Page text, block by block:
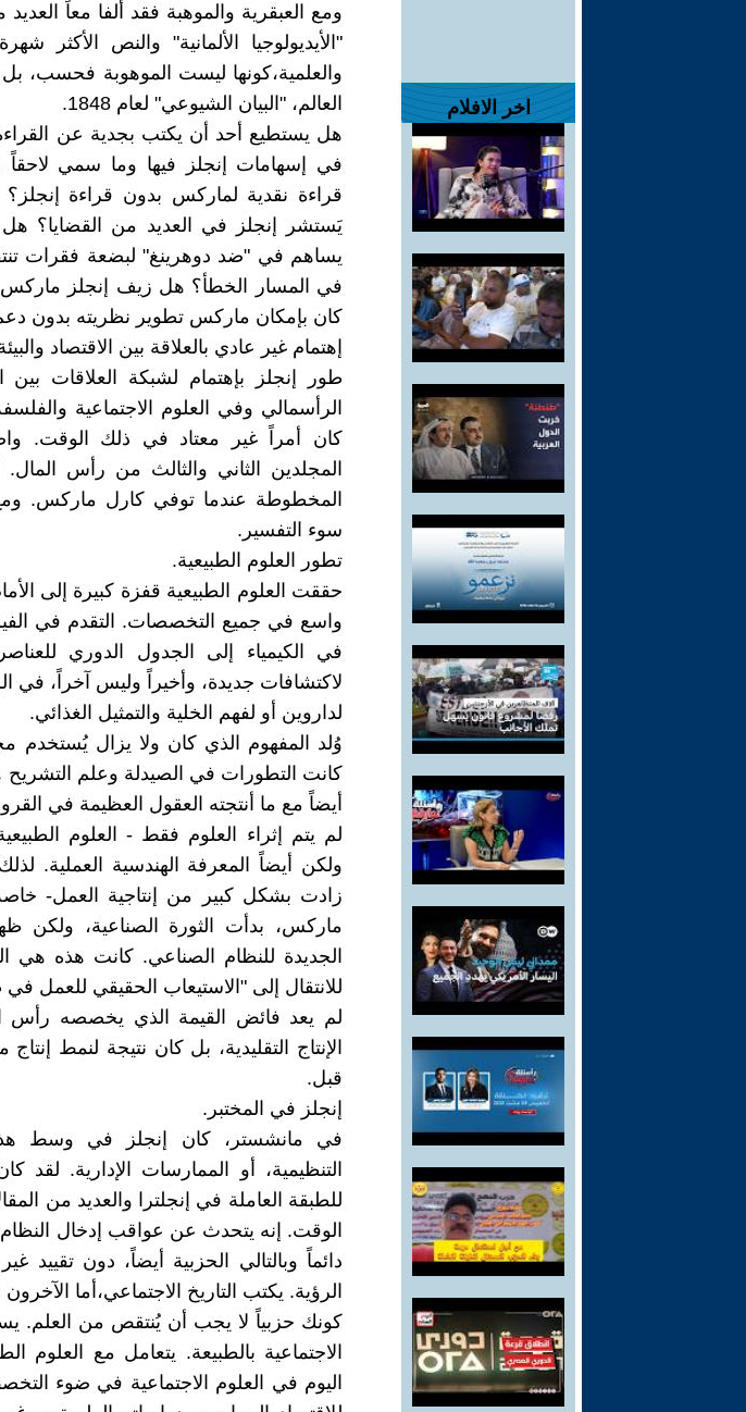
اخر الافلام
ومع العبقرية والموهبة فقد ألفا معاً
"الأيديولوجيا الألمانية" والنص الأكثر
والعلمية،كونها ليست الموهوبة فحسب، بل
العالم، "البيان الشيوعي" لعام 1848.
هل يستطيع أحد أن يكتب بجدية عن
في إسهامات إنجلز فيها وما سمي
قراءة نقدية لماركس بدون قراءة
يَستشر إنجلز في العديد من
يساهم في "ضد دوهرينغ" لبضعة فقرات
في المسار الخطأ؟ هل زيف إنجلز
كان بإمكان ماركس تطوير نظريته بدون دعم
إهتمام غير عادي بالعلاقة بين الاقتصاد
طور إنجلز بإهتمام لشبكة العلاقات بين
الرأسمالي وفي العلوم الاجتماعية
كان أمراً غير معتاد في ذلك الوقت.
المجلدين الثاني والثالث من رأس
المخطوطة عندما توفي كارل ماركس.
سوء التفسير.
تطور العلوم الطبيعية.
حققت العلوم الطبيعية قفزة كبيرة إلى
واسع في جميع التخصصات. التقدم في
في الكيمياء إلى الجدول الدوري
لاكتشافات جديدة، وأخيراً وليس آخراً، في
لداروين أو لفهم الخلية والتمثيل الغذائي.
وُلد المفهوم الذي كان ولا يزال يُستخدم
كانت التطورات في الصيدلة وعلم
أيضاً مع ما أنتجته العقول العظيمة في
لم يتم إثراء العلوم فقط - العلوم
ولكن أيضاً المعرفة الهندسية العملية.
زادت بشكل كبير من إنتاجية العمل- خاصة
ماركس، بدأت الثورة الصناعية، ولكن
الجديدة للنظام الصناعي. كانت هذه هي
للانتقال إلى "الاستيعاب الحقيقي
لم يعد فائض القيمة الذي يخصصه
الإنتاج التقليدية، بل كان نتيجة لنمط
قبل.
إنجلز في المختبر.
في مانشستر، كان إنجلز في وسط هذا
التنظيمية، أو الممارسات الإدارية.
للطبقة العاملة في إنجلترا والعديد من
الوقت. إنه يتحدث عن عواقب إدخال النظام
دائماً وبالتالي الحزبية أيضاً، دون
الرؤية. يكتب التاريخ الاجتماعي،أما
كونك حزبياً لا يجب أن يُنتقص من العلم.
الاجتماعية بالطبيعة. يتعامل مع
اليوم في العلوم الاجتماعية في ضوء